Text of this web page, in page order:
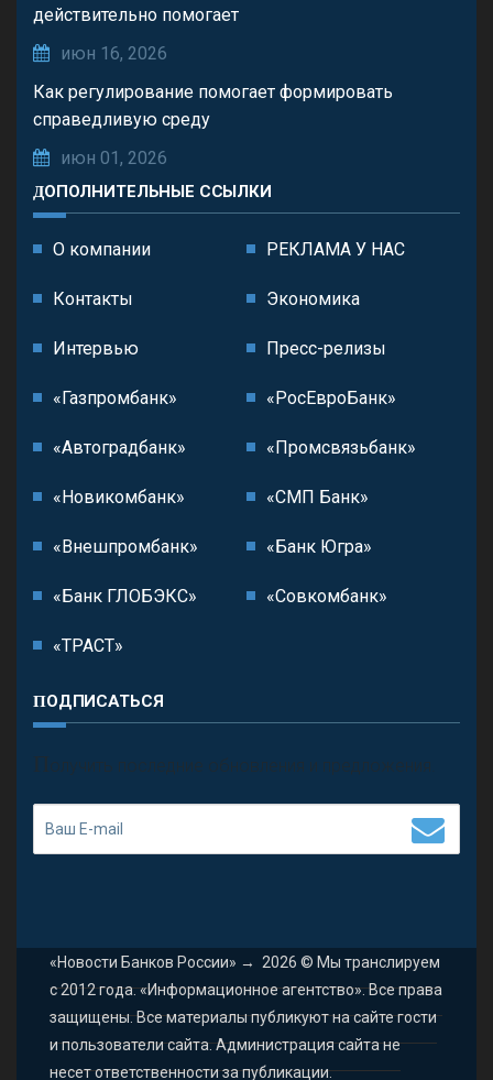
действительно помогает
июн 16, 2026
Как регулирование помогает формировать
справедливую среду
июн 01, 2026
ДОПОЛНИТЕЛЬНЫЕ ССЫЛКИ
О компании РЕКЛАМА У НАС
Контакты Экономика
Интервью Пресс-релизы
«Газпромбанк» «РосЕвроБанк»
«Автоградбанк» «Промсвязьбанк»
«Новикомбанк» «СМП Банк»
«Внешпромбанк» «Банк Югра»
«Банк ГЛОБЭКС» «Совкомбанк»
«ТРАСТ»
ПОДПИСАТЬСЯ
П олучить последние обновления и предложения.
«Новости Банков России» → 2026 © Мы транслируем
с 2012 года. «Информационное агентство». Все права
защищены. Все материалы публикуют на сайте гости
и пользователи сайта. Администрация сайта не
несет ответственности за публикации.